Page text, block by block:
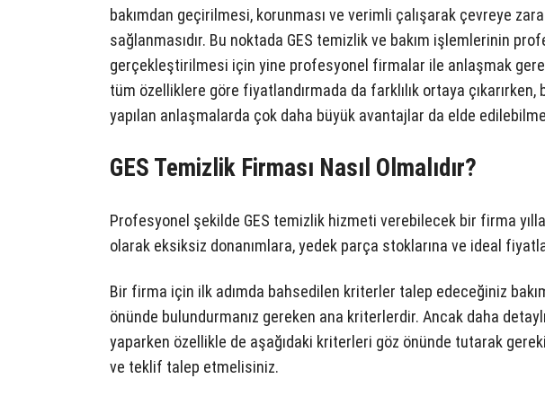
bakımdan geçirilmesi, korunması ve verimli çalışarak çevreye
sağlanmasıdır. Bu noktada GES temizlik ve bakım işlemlerinin
gerçekleştirilmesi için yine profesyonel firmalar ile anlaşmak
tüm özelliklere göre fiyatlandırmada da farklılık ortaya çıkarırken,
yapılan anlaşmalarda çok daha büyük avantajlar da elde
GES Temizlik Firması Nasıl Olmalıdır?
Profesyonel şekilde GES temizlik hizmeti verebilecek bir firma
olarak eksiksiz donanımlara, yedek parça stoklarına ve ideal
Bir firma için ilk adımda bahsedilen kriterler talep edeceğiniz
önünde bulundurmanız gereken ana kriterlerdir. Ancak daha
yaparken özellikle de aşağıdaki kriterleri göz önünde tutarak
ve teklif talep etmelisiniz.